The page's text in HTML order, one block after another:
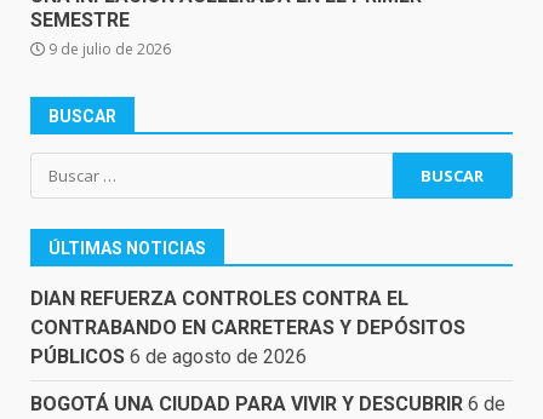
SEMESTRE
9 de julio de 2026
BUSCAR
Buscar:
ÚLTIMAS NOTICIAS
DIAN REFUERZA CONTROLES CONTRA EL
CONTRABANDO EN CARRETERAS Y DEPÓSITOS
PÚBLICOS 6 de agosto de 2026
BOGOTÁ UNA CIUDAD PARA VIVIR Y DESCUBRIR 6 de